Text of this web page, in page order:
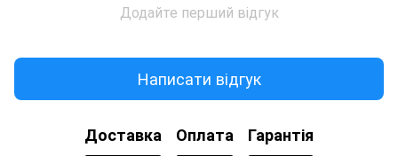
Додайте перший відгук
Написати відгук
Доставка Оплата Гарантія